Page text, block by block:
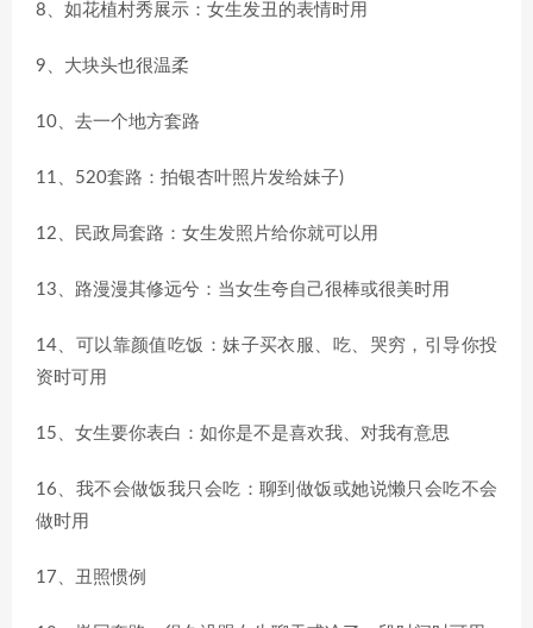
8、如花植村秀展示：女生发丑的表情时用
9、大块头也很温柔
10、去一个地方套路
11、520套路：拍银杏叶照片发给妹子)
12、民政局套路：女生发照片给你就可以用
13、路漫漫其修远兮：当女生夸自己很棒或很美时用
14、可以靠颜值吃饭：妹子买衣服、吃、哭穷，引导你投
资时可用
15、女生要你表白：如你是不是喜欢我、对我有意思
16、我不会做饭我只会吃：聊到做饭或她说懒只会吃不会
做时用
17、丑照惯例